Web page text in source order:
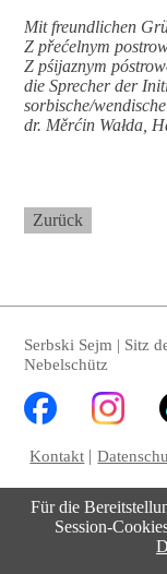
Mit freundlichen
Z přećelnym
Z pśijaznym
die Sprecher der
sorbische/
dr. Měrćin Wałda,
Zurück
Serbski Sejm | Sitz
Nebelschütz
Kontakt
Für die
Session-